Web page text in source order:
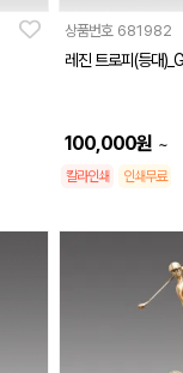
상품번호 681982
레진 트로피(등대
100,000원 ~
칼라인쇄 인쇄무료